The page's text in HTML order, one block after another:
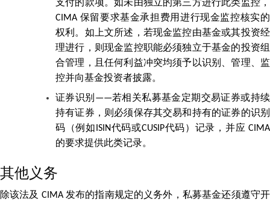
支付的款项。如未由独立的第三方进行此类监控，
CIMA 保留要求基金承担费用进行现金监控核实的
权利。如上文所述，若现金监控由基金或其投资经
理进行，则现金监控职能必须独立于基金的投资组
合管理，且任何利益冲突均须予以识别、管理、监
控并向基金投资者披露。
证券识别——若相关私募基金定期交易证券或持续
持有证券，则必须保存其交易和持有的证券的识别
码（例如ISIN代码或CUSIP代码）记录，并应 CIMA
的要求提供此类记录。
其他义务
除该法及 CIMA 发布的指南规定的义务外，私募基金还须遵守开